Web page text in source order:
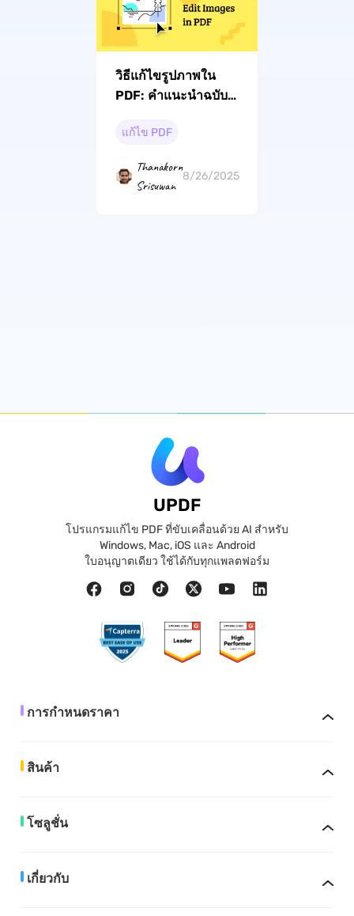
วิธีแก้ไขรูปภาพใน
PDF: คำแนะนำฉบับ
แก้ไข PDF
Thanakorn
Srisuwan
8/26/2025
UPDF
โปรแกรมแก้ไข PDF ที่ขับเคลื่อนด้วย AI สำหรับ
Windows, Mac, iOS และ Android
ใบอนุญาตเดียว ใช้ได้กับทุกแพลตฟอร์ม
การกำหนดราคา
สินค้า
โซลูชั่น
เกี่ยวกับ